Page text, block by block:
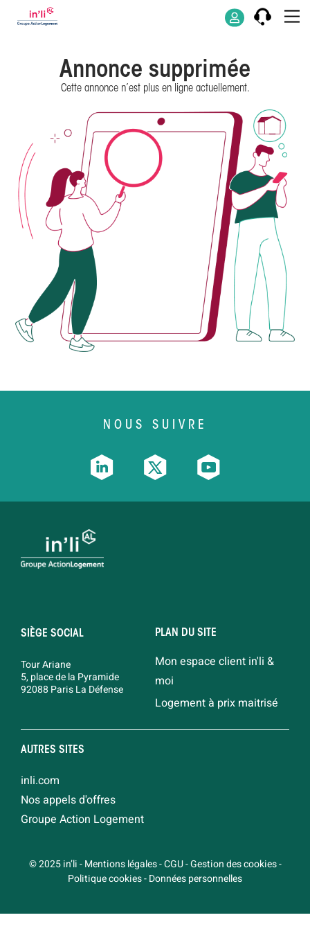
Annonce supprimée
Cette annonce n’est plus en ligne actuellement.
NOUS SUIVRE
SIÈGE SOCIAL
Tour Ariane
5, place de la Pyramide
92088 Paris La Défense
PLAN DU SITE
Mon espace client in'li &
moi
Logement à prix maitrisé
AUTRES SITES
inli.com
Nos appels d'offres
Groupe Action Logement
© 2025 in’li-Mentions légales-CGU-Gestion des cookies-
Politique cookies-Données personnelles